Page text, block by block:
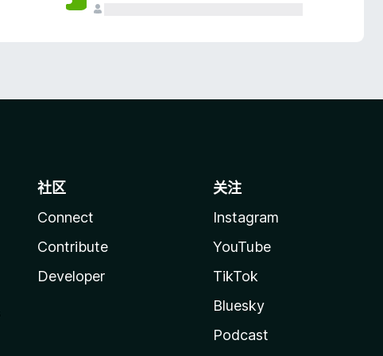
社区
Connect
Contribute
Developer
关注
Instagram
YouTube
TikTok
Bluesky
Podcast